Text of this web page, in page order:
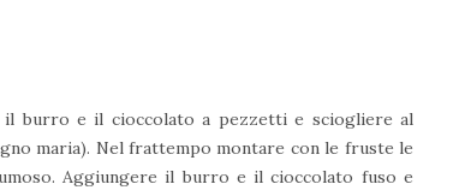
burro e il cioccolato a pezzetti e sciogliere al
maria). Nel frattempo montare con le fruste le
Aggiungere il burro e il cioccolato fuso e